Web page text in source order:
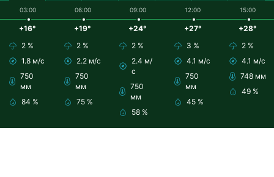
03:00
+16°
2 %
1.8 м/с
750
мм
84 %
06:00
+19°
2 %
2.2 м/с
750
мм
75 %
09:00
+24°
2 %
2.4 м/
с
750
мм
58 %
12:00
+27°
3 %
4.1 м/с
750
мм
45 %
15:00
+28°
2 %
4.1 м/с
748 мм
49 %